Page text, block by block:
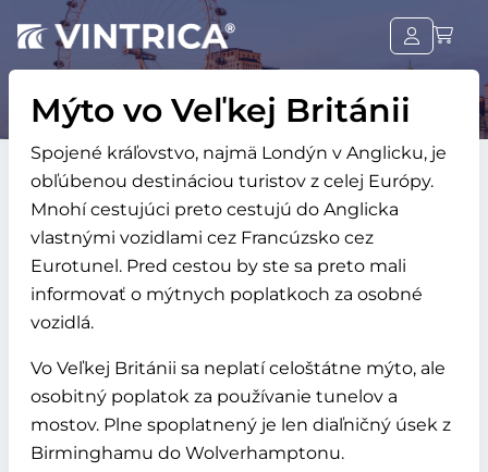
Mýto vo Veľkej Británii
Spojené kráľovstvo, najmä Londýn v Anglicku, je
obľúbenou destináciou turistov z celej Európy.
Mnohí cestujúci preto cestujú do Anglicka
vlastnými vozidlami cez Francúzsko cez
Eurotunel. Pred cestou by ste sa preto mali
informovať o mýtnych poplatkoch za osobné
vozidlá.
Vo Veľkej Británii sa neplatí celoštátne mýto, ale
osobitný poplatok za používanie tunelov a
mostov. Plne spoplatnený je len diaľničný úsek z
Birminghamu do Wolverhamptonu.